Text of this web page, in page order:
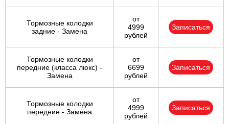
Тормозные колодки
задние - Замена
от
4999
рублей
Записаться
Тормозные колодки
передние (класса люкс) -
Замена
от
6699
рублей
Записаться
Тормозные колодки
передние - Замена
от
4999
рублей
Записаться